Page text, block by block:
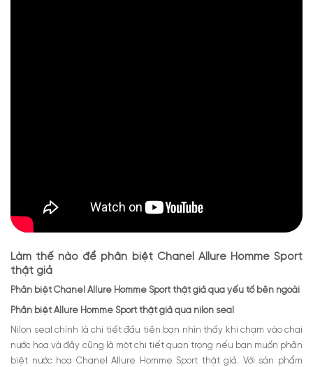
Làm thế nào để phân biệt Chanel Allure Homme Sport
thật giả
Phân biệt Chanel Allure Homme Sport thật giả qua yếu tố bên ngoài
Phân biệt Allure Homme Sport thật giả qua nilon seal
Nilon seal chính là chi tiết đầu tiên bạn nhìn thấy khi chạm vào chai
nước hoa và đây cũng là một chi tiết quan trọng nếu bạn muốn phân
biệt nước hoa Chanel Allure Homme Sport thật giả.
Với sản phẩm